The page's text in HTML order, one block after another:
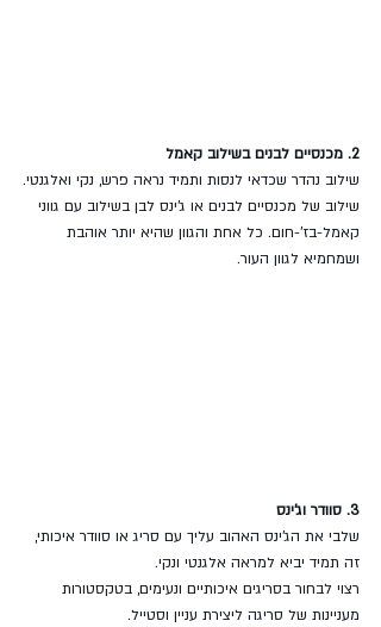
2. מכנסיים לבנים בשילוב קאמל
שילוב נהדר שכדאי לנסות ותמיד נראה פרש, נקי ואלגנטי.
שילוב של מכנסיים לבנים או ג'ינס לבן בשילוב עם גווני
קאמל-בז'-חום. כל אחת והגוון שהיא יותר אוהבת
ושמחמיא לגוון העור.
3. סוודר וג'ינס
שלבי את הג'ינס האהוב עליך עם סריג או סוודר איכותי,
זה תמיד יביא למראה אלגנטי ונקי.
רצוי לבחור בסריגים איכותיים ונעימים, בטקסטורות
מעניינות של סריגה ליצירת עניין וסטייל.